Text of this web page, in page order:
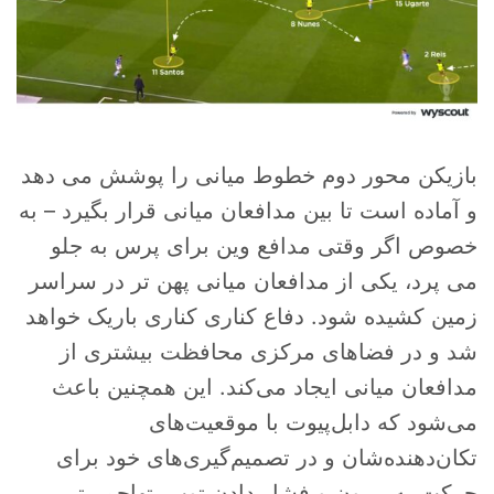
بازیکن محور دوم خطوط میانی را پوشش می دهد
و آماده است تا بین مدافعان میانی قرار بگیرد – به
خصوص اگر وقتی مدافع وین برای پرس به جلو
می پرد، یکی از مدافعان میانی پهن تر در سراسر
زمین کشیده شود. دفاع کناری کناری باریک خواهد
شد و در فضاهای مرکزی محافظت بیشتری از
مدافعان میانی ایجاد می‌کند. این همچنین باعث
می‌شود که دابل‌پیوت با موقعیت‌های
تکان‌دهنده‌شان و در تصمیم‌گیری‌های خود برای